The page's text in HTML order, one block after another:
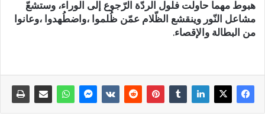
هبوط مهما حاولت فلول الردّة الرّجوع إلى الوراء، وستشعّ
مشاعل النّور وينقشع الظّلام عمّن ظُلموا ،واضطُهدوا ،وعانوا
من البطالة والإقصاء.